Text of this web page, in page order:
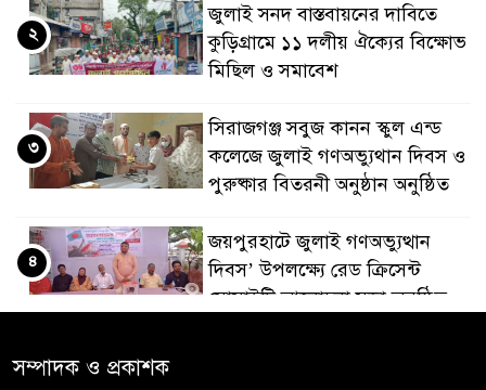
জুলাই সনদ বাস্তবায়নের দাবিতে
কুড়িগ্রামে ১১ দলীয় ঐক্যের বিক্ষোভ
মিছিল ও সমাবেশ
২
সিরাজগঞ্জ সবুজ কানন স্কুল এন্ড
কলেজে জুলাই গণঅভ্যুথান দিবস ও
পুরুষ্কার বিতরনী অনুষ্ঠান অনুষ্ঠিত
৩
জয়পুরহাটে জুলাই গণঅভ্যুত্থান
দিবস’ উপলক্ষ্যে রেড ক্রিসেন্ট
সোসাইটি আলোচনা সভা অনুষ্ঠিত
৪
৫
সম্পাদক ও প্রকাশক